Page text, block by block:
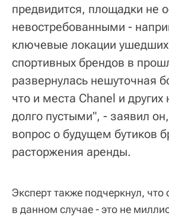
предвидится, площадки не
невостребованными -
ключевые локации
спортивных брендов в
развернулась нешуточная
что и места Chanel и других
долго пустыми", - заявил
вопрос о будущем бутиков
расторжения аренды.
Эксперт также подчеркнул,
в данном случае - это не